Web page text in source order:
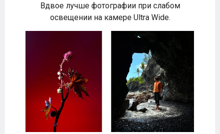
Вдвое лучше фотографии при слабом
освещении на камере Ultra Wide.